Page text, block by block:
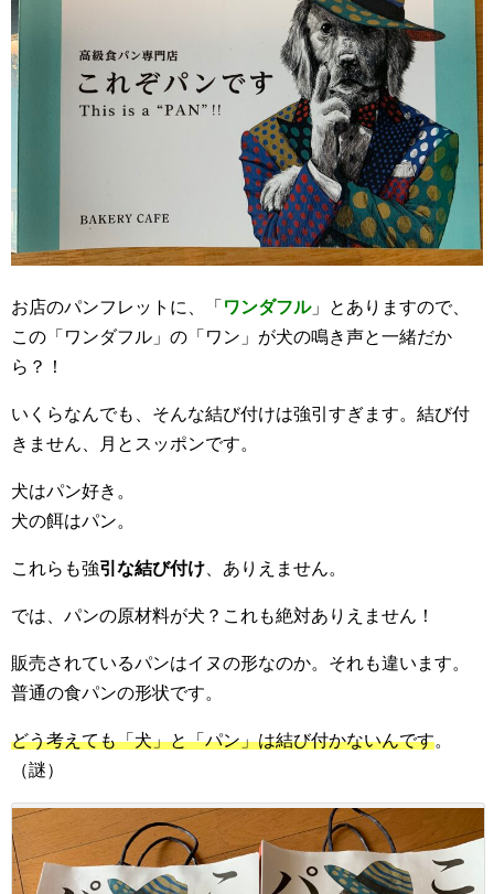
お店のパンフレットに、「 ワンダフル」とありますので、
この「ワンダフル」の「ワン」が犬の鳴き声と一緒だか
ら？！
いくらなんでも、そんな結び付けは強引すぎます。結び付
きません、月とスッポンです。
犬はパン好き。
犬の餌はパン。
これらも強引な結び付け 、ありえません。
では、パンの原材料が犬？これも絶対ありえません！
販売されているパンはイヌの形なのか。それも違います。
普通の食パンの形状です。
どう考えても「犬」と「パン」は結び付かないんです。
（謎）